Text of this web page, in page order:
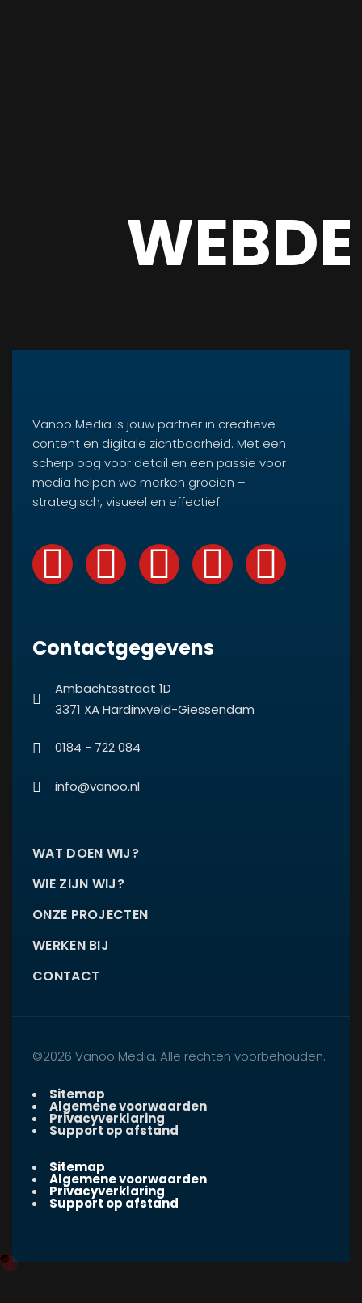
Vanoo Media is jouw partner in creatieve
content en digitale zichtbaarheid. Met een
scherp oog voor detail en een passie voor
media helpen we merken groeien –
strategisch, visueel en effectief.
Contactgegevens
Ambachtsstraat 1D
3371 XA Hardinxveld-Giessendam
0184 - 722 084
info@vanoo.nl
WAT DOEN WIJ?
WIE ZIJN WIJ?
ONZE PROJECTEN
WERKEN BIJ
CONTACT
©2026 Vanoo Media. Alle rechten voorbehouden.
Sitemap
Algemene voorwaarden
Privacyverklaring
Support op afstand
Sitemap
Algemene voorwaarden
Privacyverklaring
Support op afstand